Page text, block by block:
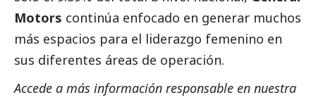
Motors continúa enfocado en generar muchos
más espacios para el liderazgo femenino en
sus diferentes áreas de operación.
Accede a más información responsable en nuestra